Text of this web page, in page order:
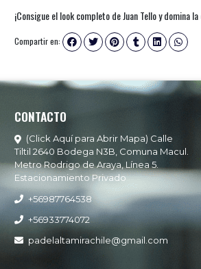
¡Consigue el look completo de Juan Tello y domina
Compartir en:
CONTACTO
(Click Aquí para Abrir Mapa) Calle
Tiltil 2640 Bodega N3B, Comuna Macul.
Metro Rodrigo de Araya, Línea 5.
Estacionamiento Privado
+56987764538
+56933774072
padelaltamirachile@gmail.com